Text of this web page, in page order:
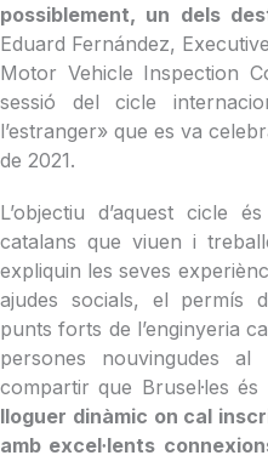
possiblement, un dels
Eduard Fernández,
Motor Vehicle Inspection
sessió del cicle
l’estranger» que es va
de 2021.
L’objectiu d’aquest cicle
catalans que viuen i
expliquin les seves
ajudes socials, el permís
punts forts de l’enginyeria
persones nouvingudes
compartir que Brusel·les
lloguer dinàmic on cal
amb excel·lents